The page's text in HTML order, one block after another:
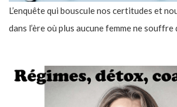
L’enquête qui bouscule nos certitudes et
dans l’ère où plus aucune femme ne